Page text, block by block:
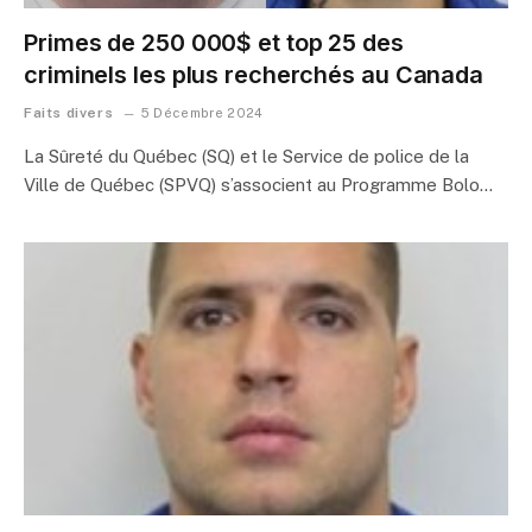
Primes de 250 000$ et top 25 des
criminels les plus recherchés au Canada
Faits divers 5 Décembre 2024
La Sûreté du Québec (SQ) et le Service de police de la
Ville de Québec (SPVQ) s’associent au Programme Bolo…